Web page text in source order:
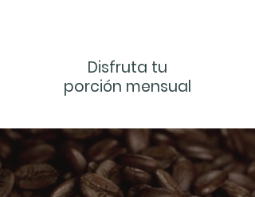
Disfruta tu
porción mensual